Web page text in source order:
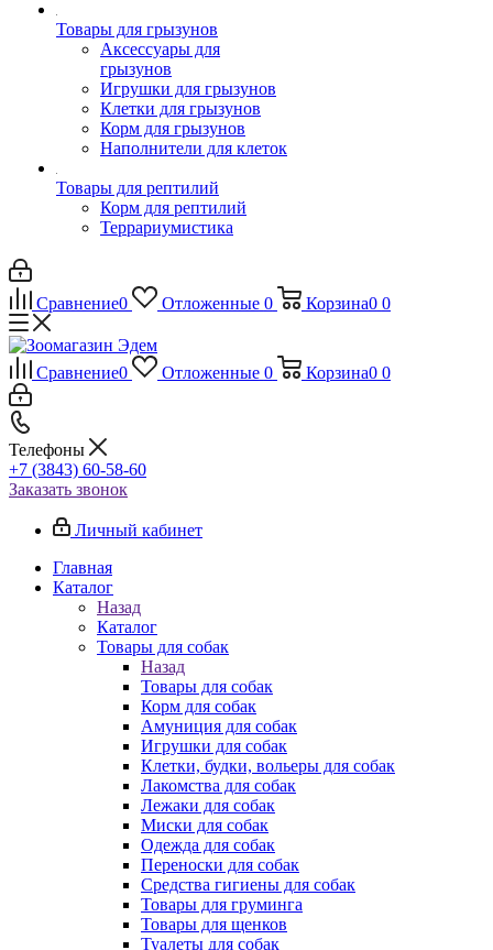
Товары для грызунов
Аксессуары для
грызунов
Игрушки для грызунов
Клетки для грызунов
Корм для грызунов
Наполнители для клеток
Товары для рептилий
Корм для рептилий
Террариумистика
Сравнение0 Отложенные 0 Корзина0 0
Сравнение0 Отложенные 0 Корзина0 0
Телефоны
+7 (3843) 60-58-60
Заказать звонок
Личный кабинет
Главная
Каталог
Назад
Каталог
Товары для собак
Назад
Товары для собак
Корм для собак
Амуниция для собак
Игрушки для собак
Клетки, будки, вольеры для собак
Лакомства для собак
Лежаки для собак
Миски для собак
Одежда для собак
Переноски для собак
Средства гигиены для собак
Товары для груминга
Товары для щенков
Туалеты для собак